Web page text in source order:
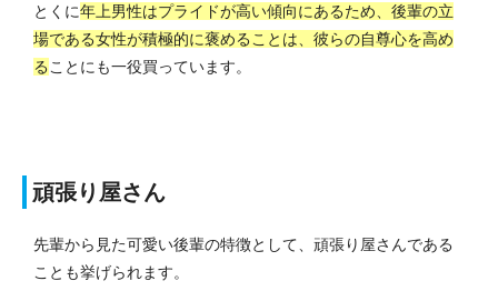
とくに年上男性はプライドが高い傾向にあるため、後輩の立
場である女性が積極的に褒めることは、彼らの自尊心を高め
る ことにも一役買っています。
頑張り屋さん
先輩から見た可愛い後輩の特徴として、頑張り屋さんである
ことも挙げられます。